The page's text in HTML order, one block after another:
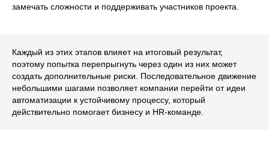
замечать сложности и поддерживать участников проекта.
Каждый из этих этапов влияет на итоговый результат,
поэтому попытка перепрыгнуть через один из них может
создать дополнительные риски. Последовательное движение
небольшими шагами позволяет компании перейти от идеи
автоматизации к устойчивому процессу, который
действительно помогает бизнесу и HR-команде.
Интеграции и API